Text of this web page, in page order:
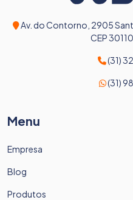
Av. do Contorno, 2905
CEP
(31)
(31)
Menu
Empresa
Blog
Produtos